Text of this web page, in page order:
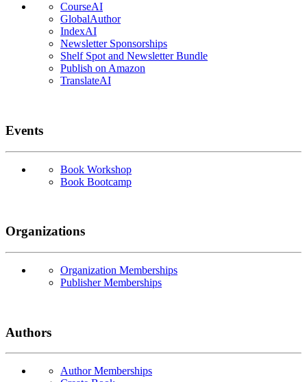
CourseAI
GlobalAuthor
IndexAI
Newsletter Sponsorships
Shelf Spot and Newsletter Bundle
Publish on Amazon
TranslateAI
Events
Book Workshop
Book Bootcamp
Organizations
Organization Memberships
Publisher Memberships
Authors
Author Memberships